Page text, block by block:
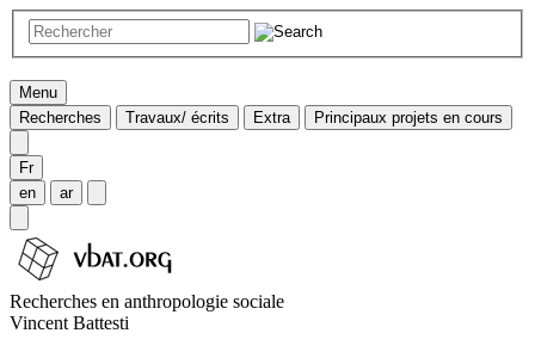
Menu
Recherches
Travaux/ écrits Extra Principaux projets en cours
Fr
en
ar
Recherches en anthropologie sociale
Vincent Battesti